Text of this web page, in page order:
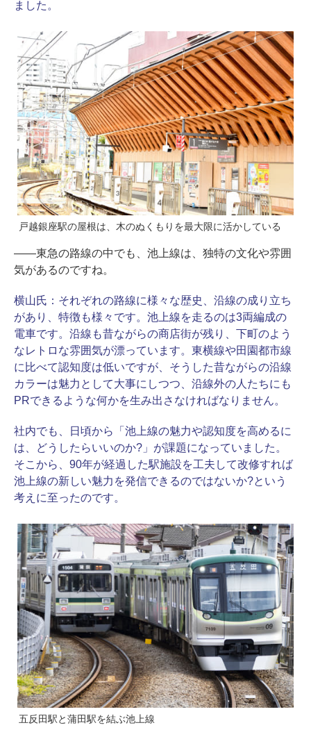
ました。
戸越銀座駅の屋根は、木のぬくもりを最大限に活かしている
――東急の路線の中でも、池上線は、独特の文化や雰囲
気があるのですね。
横山氏： それぞれの路線に様々な歴史、沿線の成り立ち
があり、特徴も様々です。池上線を走るのは3両編成の
電車です。沿線も昔ながらの商店街が残り、下町のよう
なレトロな雰囲気が漂っています。東横線や田園都市線
に比べて認知度は低いですが、そうした昔ながらの沿線
カラーは魅力として大事にしつつ、沿線外の人たちにも
PRできるような何かを生み出さなければなりません。
社内でも、日頃から「池上線の魅力や認知度を高めるに
は、どうしたらいいのか?」が課題になっていました。
そこから、90年が経過した駅施設を工夫して改修すれば
池上線の新しい魅力を発信できるのではないか?という
考えに至ったのです。
五反田駅と蒲田駅を結ぶ池上線